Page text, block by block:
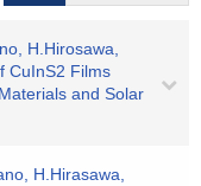
H.Hirosawa,
CuInS2 Films
and Solar
H.Hirasawa,